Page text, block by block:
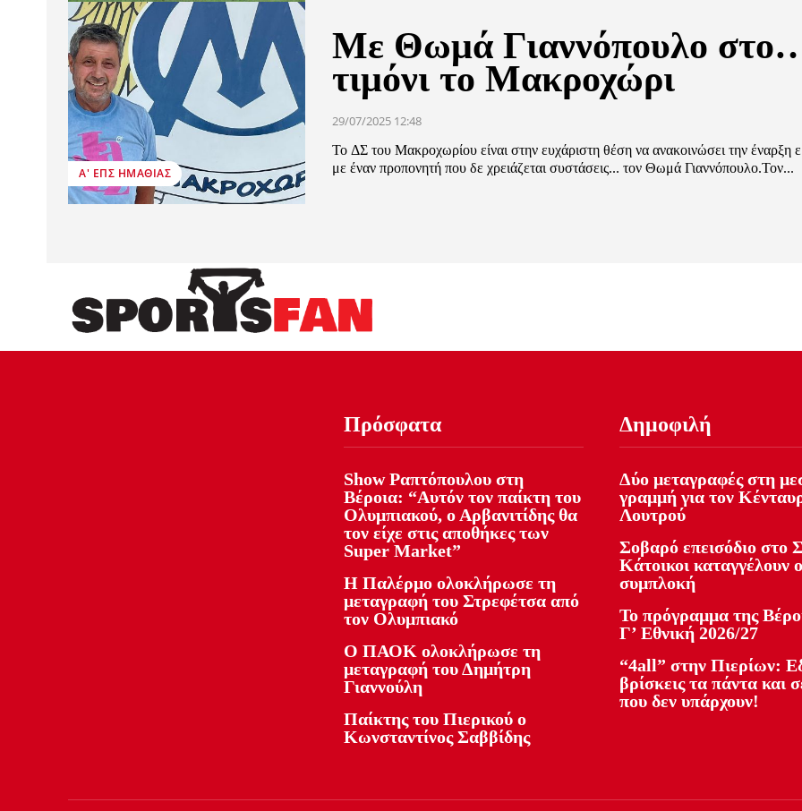
Α' ΕΠΣ ΗΜΑΘΊΑΣ
Με Θωμά Γιαννόπουλο
τιμόνι το Μακροχώρι
29/07/2025 12:48
Το ΔΣ του Μακροχωρίου είναι στην ευχάριστη θέση να ανακοινώσει την έναρξη
με έναν προπονητή που δε χρειάζεται συστάσεις... τον Θωμά Γιαννόπουλο.Τον...
Πρόσφατα
Show Ραπτόπουλου στη
Βέροια: “Αυτόν τον παίκτη του
Ολυμπιακού, ο Αρβανιτίδης θα
τον είχε στις αποθήκες των
Super Market”
Η Παλέρμο ολοκλήρωσε τη
μεταγραφή του Στρεφέτσα από
τον Ολυμπιακό
Ο ΠΑΟΚ ολοκλήρωσε τη
μεταγραφή του Δημήτρη
Γιαννούλη
Παίκτης του Πιερικού ο
Κωνσταντίνος Σαββίδης
Δημοφιλή
Δύο μεταγραφές στη
γραμμή για τον
Λουτρού
Σοβαρό επεισόδιο στο
Κάτοικοι καταγγέλουν
συμπλοκή
Το πρόγραμμα της
Γ’ Εθνική 2026/27
“4all” στην Πιερίων:
βρίσκεις τα πάντα και
που δεν υπάρχουν!